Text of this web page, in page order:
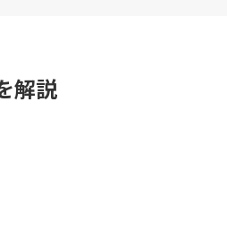
解説